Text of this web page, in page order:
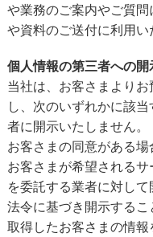
や業務のご案内やご質
や資料のご送付に利用い
個人情報の第三者への
当社は、お客さまより
し、次のいずれかに該
者に開示いたしません。
お客さまの同意がある場
お客さまが希望される
を委託する業者に対し
法令に基づき開示する
取得したお客さまの情